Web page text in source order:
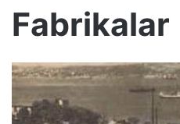
Fabrikalar